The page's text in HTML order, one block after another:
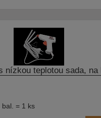
nízkou teplotou sada, na
bal. = 1 ks